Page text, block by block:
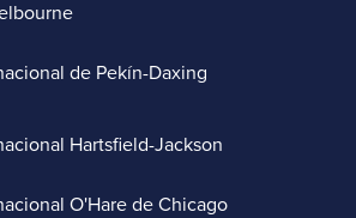
de Pekín-Daxing
Hartsfield-Jackson
O'Hare de Chicago